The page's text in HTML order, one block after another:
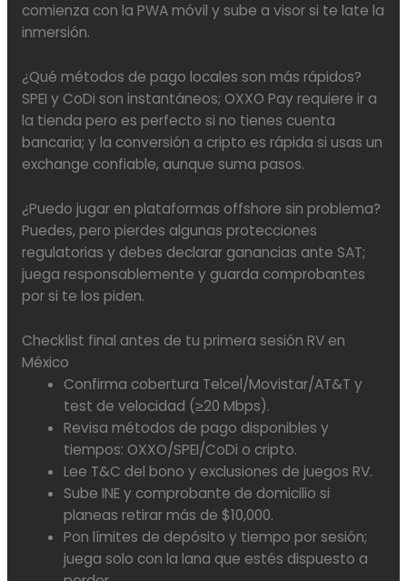
comienza con la PWA móvil y sube a visor si te late la
inmersión.
¿Qué métodos de pago locales son más rápidos?
SPEI y CoDi son instantáneos; OXXO Pay requiere ir a
la tienda pero es perfecto si no tienes cuenta
bancaria; y la conversión a cripto es rápida si usas un
exchange confiable, aunque suma pasos.
¿Puedo jugar en plataformas offshore sin problema?
Puedes, pero pierdes algunas protecciones
regulatorias y debes declarar ganancias ante SAT;
juega responsablemente y guarda comprobantes
por si te los piden.
Checklist final antes de tu primera sesión RV en
México
Confirma cobertura Telcel/Movistar/AT&T y
test de velocidad (≥20 Mbps).
Revisa métodos de pago disponibles y
tiempos: OXXO/SPEI/CoDi o cripto.
Lee T&C del bono y exclusiones de juegos RV.
Sube INE y comprobante de domicilio si
planeas retirar más de $10,000.
Pon límites de depósito y tiempo por sesión;
juega solo con la lana que estés dispuesto a